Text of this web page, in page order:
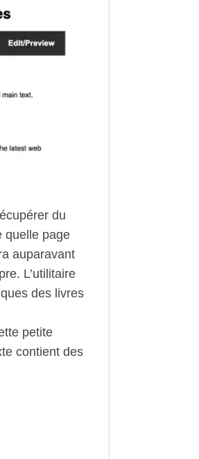
du
quelle page
auparavant
L’utilitaire
des livres
petite
contient des